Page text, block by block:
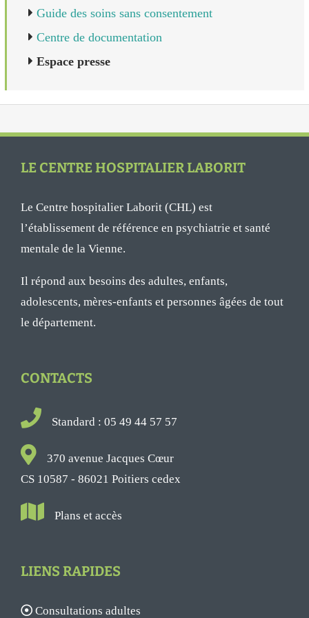
Guide des soins sans consentement
Centre de documentation
Espace presse
LE CENTRE HOSPITALIER LABORIT
Le Centre hospitalier Laborit (CHL) est
l’établissement de référence en psychiatrie et santé
mentale de la Vienne.
Il répond aux besoins des adultes, enfants,
adolescents, mères-enfants et personnes âgées de tout
le département.
CONTACTS
Standard : 05 49 44 57 57
370 avenue Jacques Cœur
CS 10587 - 86021 Poitiers cedex
Plans et accès
LIENS RAPIDES
Consultations adultes